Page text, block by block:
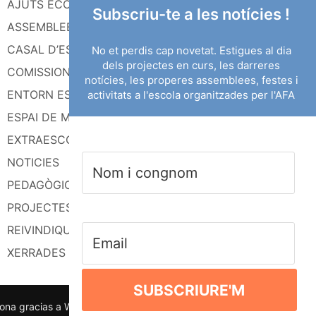
Subscriu-te a les notícies !
No et perdis cap novetat. Estigues al dia
dels projectes en curs, les darreres
notícies, les properes assemblees, festes i
activitats a l'escola organitzades per l'AFA
SUBSCRIURE'M
AJUTS ECONÒMICS
ASSEMBLEES
CASAL D’ESTIU
COMISSIONS
ENTORN ESCOLAR
ESPAI DE MIGDIA
EXTRAESCOLARS
NOTICIES
PEDAGÒGICA
PROJECTES
REIVINDIQUEM
XERRADES
gracias a WordPress